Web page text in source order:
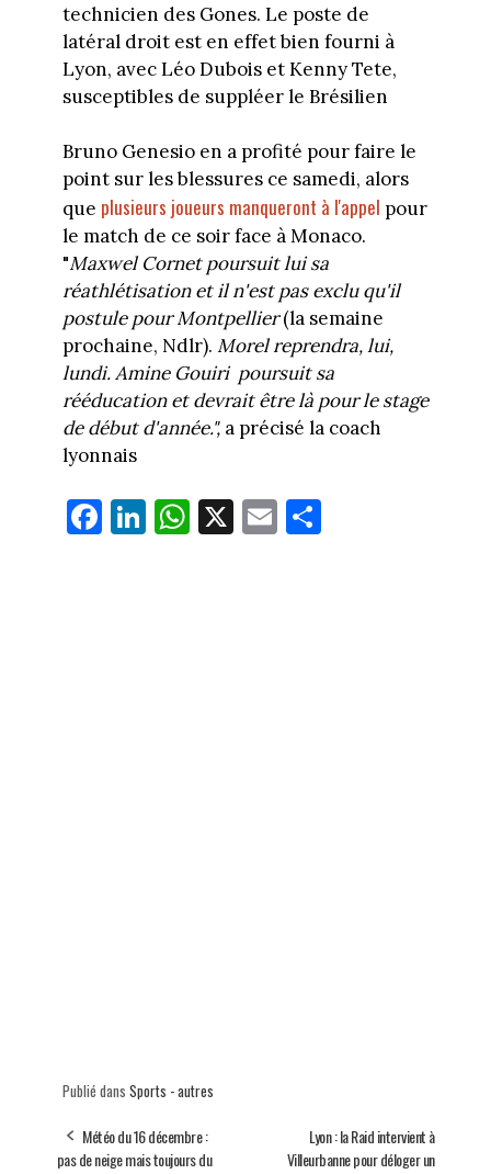
technicien des Gones. Le poste de
latéral droit est en effet bien fourni à
Lyon, avec Léo Dubois et Kenny Tete,
susceptibles de suppléer le Brésilien
Bruno Genesio en a profité pour faire le
point sur les blessures ce samedi, alors
que plusieurs joueurs manqueront à l'appel pour
le match de ce soir face à Monaco.
"Maxwel Cornet poursuit lui sa
réathlétisation et il n'est pas exclu qu'il
postule pour Montpellier(la semaine
prochaine, Ndlr). Morel reprendra, lui,
lundi. Amine Gouiri poursuit sa
rééducation et devrait être là pour le stage
de début d'année.",a précisé la coach
lyonnais
Fa
ce
Li
nk
W
ha
X E
m
Pa
rt
Publié dans Sports - autres
Météo du 16 décembre :
pas de neige mais toujours du
Lyon : la Raid intervient à
Villeurbanne pour déloger un